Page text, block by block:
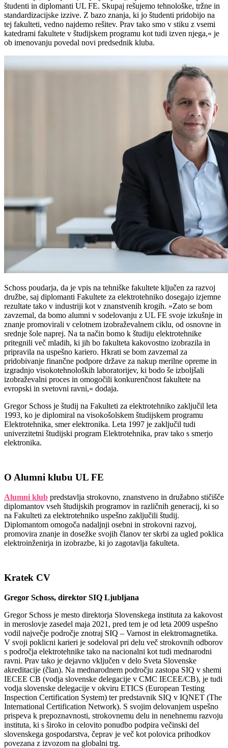
študenti in diplomanti UL FE. Skupaj rešujemo tehnološke, tržne in
standardizacijske izzive. Z bazo znanja, ki jo študenti pridobijo na
tej fakulteti, vedno najdemo rešitev. Prav tako smo v stiku z vsemi
katedrami fakultete v študijskem programu kot tudi izven njega,« je
ob imenovanju povedal novi predsednik kluba.
Schoss poudarja, da je vpis na tehniške fakultete ključen za razvoj
družbe, saj diplomanti Fakultete za elektrotehniko dosegajo izjemne
rezultate tako v industriji kot v znanstvenih krogih. »Zato se bom
zavzemal, da bomo alumni v sodelovanju z UL FE svoje izkušnje in
znanje promovirali v celotnem izobraževalnem ciklu, od osnovne in
srednje šole naprej. Na ta način bomo k študiju elektrotehnike
pritegnili več mladih, ki jih bo fakulteta kakovostno izobrazila in
pripravila na uspešno kariero. Hkrati se bom zavzemal za
pridobivanje finančne podpore države za nakup merilne opreme in
izgradnjo visokotehnoloških laboratorijev, ki bodo še izboljšali
izobraževalni proces in omogočili konkurenčnost fakultete na
evropski in svetovni ravni,« dodaja.
Gregor Schoss je študij na Fakulteti za elektrotehniko zaključil leta
1993, ko je diplomiral na visokošolskem študijskem programu
Elektrotehnika, smer elektronika. Leta 1997 je zaključil tudi
univerzitetni študijski program Elektrotehnika, prav tako s smerjo
elektronika.
O Alumni klubu UL FE
Alumni klub predstavlja strokovno, znanstveno in družabno stičišče
diplomantov vseh študijskih programov in različnih generacij, ki so
na Fakulteti za elektrotehniko uspešno zaključili študij.
Diplomantom omogoča nadaljnji osebni in strokovni razvoj,
promovira znanje in dosežke svojih članov ter skrbi za ugled poklica
elektroinženirja in izobrazbe, ki jo zagotavlja fakulteta.
Kratek CV
Gregor Schoss, direktor SIQ Ljubljana
Gregor Schoss je mesto direktorja Slovenskega instituta za kakovost
in meroslovje zasedel maja 2021, pred tem je od leta 2009 uspešno
vodil največje področje znotraj SIQ – Varnost in elektromagnetika.
V svoji poklicni karieri je sodeloval pri delu več strokovnih odborov
s področja elektrotehnike tako na nacionalni kot tudi mednarodni
ravni. Prav tako je dejavno vključen v delo Sveta Slovenske
akreditacije (član). Na mednarodnem področju zastopa SIQ v shemi
IECEE CB (vodja slovenske delegacije v CMC IECEE/CB), je tudi
vodja slovenske delegacije v okviru ETICS (European Testing
Inspection Certification System) ter predstavnik SIQ v IQNET (The
International Certification Network). S svojim delovanjem uspešno
prispeva k prepoznavnosti, strokovnemu delu in nenehnemu razvoju
instituta, ki s široko in celovito ponudbo podpira večinski del
slovenskega gospodarstva, čeprav je več kot polovica prihodkov
povezana z izvozom na globalni trg.